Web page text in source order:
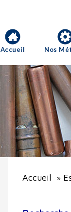
Accueil Nos
Accueil »